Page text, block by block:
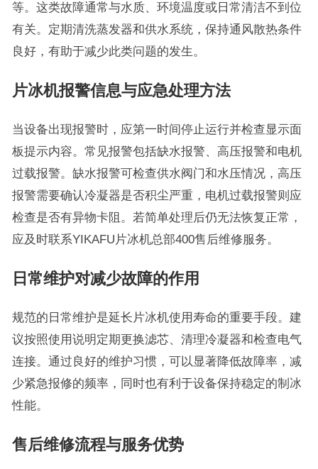
等。这类故障通常与水质、环境温度或日常清洁不到位
有关。定期清洗蒸发器和供水系统，保持通风散热条件
良好，有助于减少此类问题的发生。
片冰机报警信息与应急处理方法
当设备出现报警时，应第一时间停止运行并检查显示面
板提示内容。常见报警包括缺水报警、高压报警和电机
过载报警。缺水报警可检查供水阀门和水压情况，高压
报警需要确认冷凝器是否积尘严重，电机过载报警则应
检查是否有异物卡阻。若简单处理后仍无法恢复正常，
应及时联系YIKAFU片冰机总部400售后维修服务。
日常维护对减少故障的作用
规范的日常维护是延长片冰机使用寿命的重要手段。建
议按照使用说明定期更换滤芯、清理冷凝器和检查电气
连接。通过良好的维护习惯，可以显著降低故障率，减
少紧急报修的频率，同时也有利于设备保持稳定的制冰
性能。
售后维修流程与服务优势